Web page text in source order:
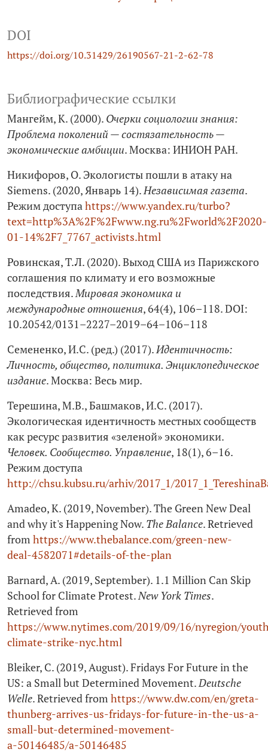
DOI
https://doi.org/10.31429/26190567-21-2-62-78
Библиографические ссылки
Мангейм, К. (2000). Очерки социологии знания:
Проблема поколений — состязательность —
экономические амбиции. Москва: ИНИОН РАН.
Никифоров, О. Экологисты пошли в атаку на
Siemens. (2020, Январь 14).Независимая газета.
Режим доступаhttps://www.yandex.ru/turbo?
text=http%3A%2F%2Fwww.ng.ru%2Fworld%2F2020-
01-14%2F7_7767_activists.html
Ровинская, Т.Л. (2020). Выход США из Парижского
соглашения по климату и его возможные
последствия.Мировая экономика и
международные отношения, 64(4), 106–118. DOI:
10.20542/0131–2227–2019–64–106–118
Семененко, И.С. (ред.) (2017).Идентичность:
Личность, общество, политика. Энциклопедическое
издание. Москва: Весь мир.
Терешина, М.В., Башмаков, И.С. (2017).
Экологическая идентичность местных сообществ
как ресурс развития «зеленой» экономики.
Человек. Сообщество. Управление, 18(1), 6–16.
Режим доступа
http://chsu.kubsu.ru/arhiv/2017_1/
Amadeo, К. (2019, November). The Green New Deal
and why it's Happening Now. Тhe Вalance. Retrieved
from https://www.thebalance.com/green-new-
deal‑4582071#details-of-the-plan
Barnard, A. (2019, September). 1.1 Million Can Skip
School for Climate Protest.New York Times.
Retrieved from
https://www.nytimes.com/2019/09/16/nyregion/
climate-strike-nyc.html
Bleiker, C. (2019, August). Fridays For Future in the
US: a Small but Determined Movement.Deutsche
Welle. Retrieved from https://www.dw.com/en/greta-
thunberg-arrives-us-fridays-for-future-in-the-us-a-
small-but-determined-movement-
a‑50146485/a‑50146485